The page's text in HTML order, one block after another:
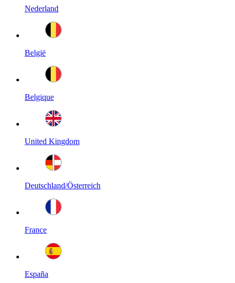
Nederland
België
Belgique
United Kingdom
Deutschland/Österreich
France
España